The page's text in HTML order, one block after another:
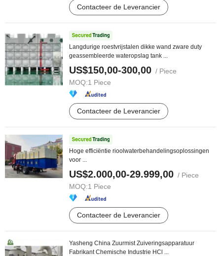
Contacteer de Leverancier
Langdurige roestvrijstalen dikke wand zware duty
geassembleerde wateropslag tank ...
US$150,00-300,00 / Piece
MOQ:1 Piece
Contacteer de Leverancier
Hoge efficiëntie rioolwaterbehandelingsoplossingen
voor ...
US$2.000,00-29.999,00 / Piece
MOQ:1 Piece
Contacteer de Leverancier
Yasheng China Zuurmist Zuiveringsapparatuur
Fabrikant Chemische Industrie HCl ...